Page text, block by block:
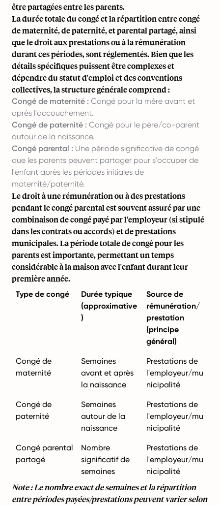
être partagées entre les parents.
La durée totale du congé et la répartition entre congé
de maternité, de paternité, et parental partagé, ainsi
que le droit aux prestations ou à la rémunération
durant ces périodes, sont réglementés. Bien que les
détails spécifiques puissent être complexes et
dépendre du statut d'emploi et des conventions
collectives, la structure générale comprend :
Congé de maternité : Congé pour la mère avant et
après l'accouchement.
Congé de paternité : Congé pour le père/co-parent
autour de la naissance.
Congé parental : Une période significative de congé
que les parents peuvent partager pour s'occuper de
l'enfant après les périodes initiales de
maternité/paternité.
Le droit à une rémunération ou à des prestations
pendant le congé parental est souvent assuré par une
combinaison de congé payé par l'employeur (si stipulé
dans les contrats ou accords) et de prestations
municipales. La période totale de congé pour les
parents est importante, permettant un temps
considérable à la maison avec l'enfant durant leur
première année.
Type de congé
Durée typique
(approximative
)
Source de
rémunération/
prestation
(principe
général)
Congé de
maternité
Semaines
avant et après
la naissance
Prestations de
l'employeur/mu
nicipalité
Congé de
paternité
Semaines
autour de la
naissance
Prestations de
l'employeur/mu
nicipalité
Congé parental
partagé
Nombre
significatif de
semaines
Prestations de
l'employeur/mu
nicipalité
Note : Le nombre exact de semaines et la répartition
entre périodes payées/prestations peuvent varier selon